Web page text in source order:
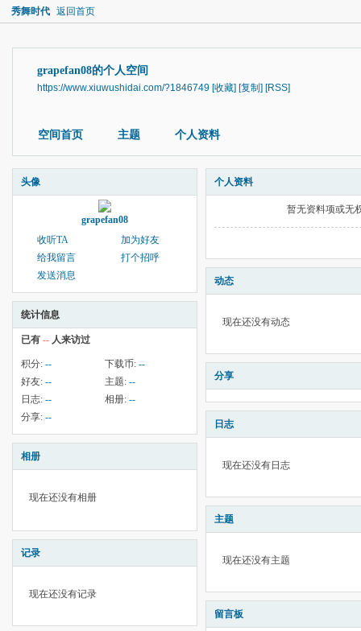
秀舞时代 返回首页
grapefan08的个人空间
https://www.xiuwushidai.com/?1846749 [收藏] [复制] [RSS]
空间首页 主题 个人资料
头像
grapefan08
收听TA
加为好友
给我留言
打个招呼
发送消息
统计信息
已有 -- 人来访过
积分: -- 下载币: --
好友: -- 主题: --
日志: -- 相册: --
分享: --
相册
现在还没有相册
记录
现在还没有记录
个人资料
暂无资料项或无
动态
现在还没有动态
分享
日志
现在还没有日志
主题
现在还没有主题
留言板